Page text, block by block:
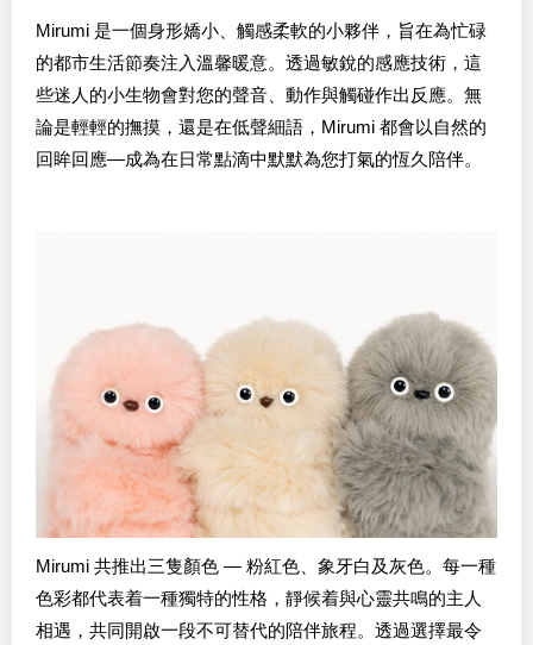
Mirumi 是一個身形嬌小、觸感柔軟的小夥伴，旨在為忙碌
的都市生活節奏注入溫馨暖意。透過敏銳的感應技術，這
些迷人的小生物會對您的聲音、動作與觸碰作出反應。無
論是輕輕的撫摸，還是在低聲細語，Mirumi 都會以自然的
回眸回應—成為在日常點滴中默默為您打氣的恆久陪伴。
Mirumi 共推出三隻顏色 — 粉紅色、象牙白及灰色。每一種
色彩都代表着一種獨特的性格，靜候着與心靈共鳴的主人
相遇，共同開啟一段不可替代的陪伴旅程。透過選擇最令